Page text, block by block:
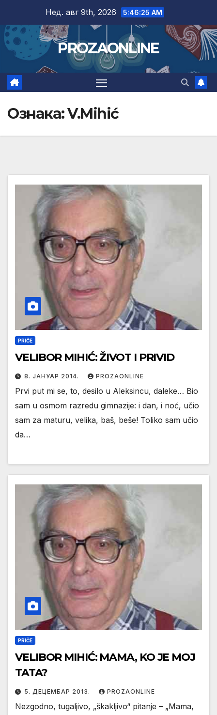
content
Нед. авг 9th, 2026 5:46:26 AM
PROZAONLINE
Ознака:V.Mihić
PRIČE
VELIBOR MIHIĆ: ŽIVOT I PRIVID
8. ЈАНУАР 2014. PROZAONLINE
Prvi put mi se, to, desilo u Aleksincu, daleke… Bio
sam u osmom razredu gimnazije: i dan, i noć, učio
sam za maturu, velika, baš, beše! Toliko sam učio
da…
PRIČE
VELIBOR MIHIĆ: MAMA, KO JE MOJ
TATA?
5. ДЕЦЕМБАР 2013. PROZAONLINE
Nezgodno, tugaljivo, „škakljivo“ pitanje – „Mama,